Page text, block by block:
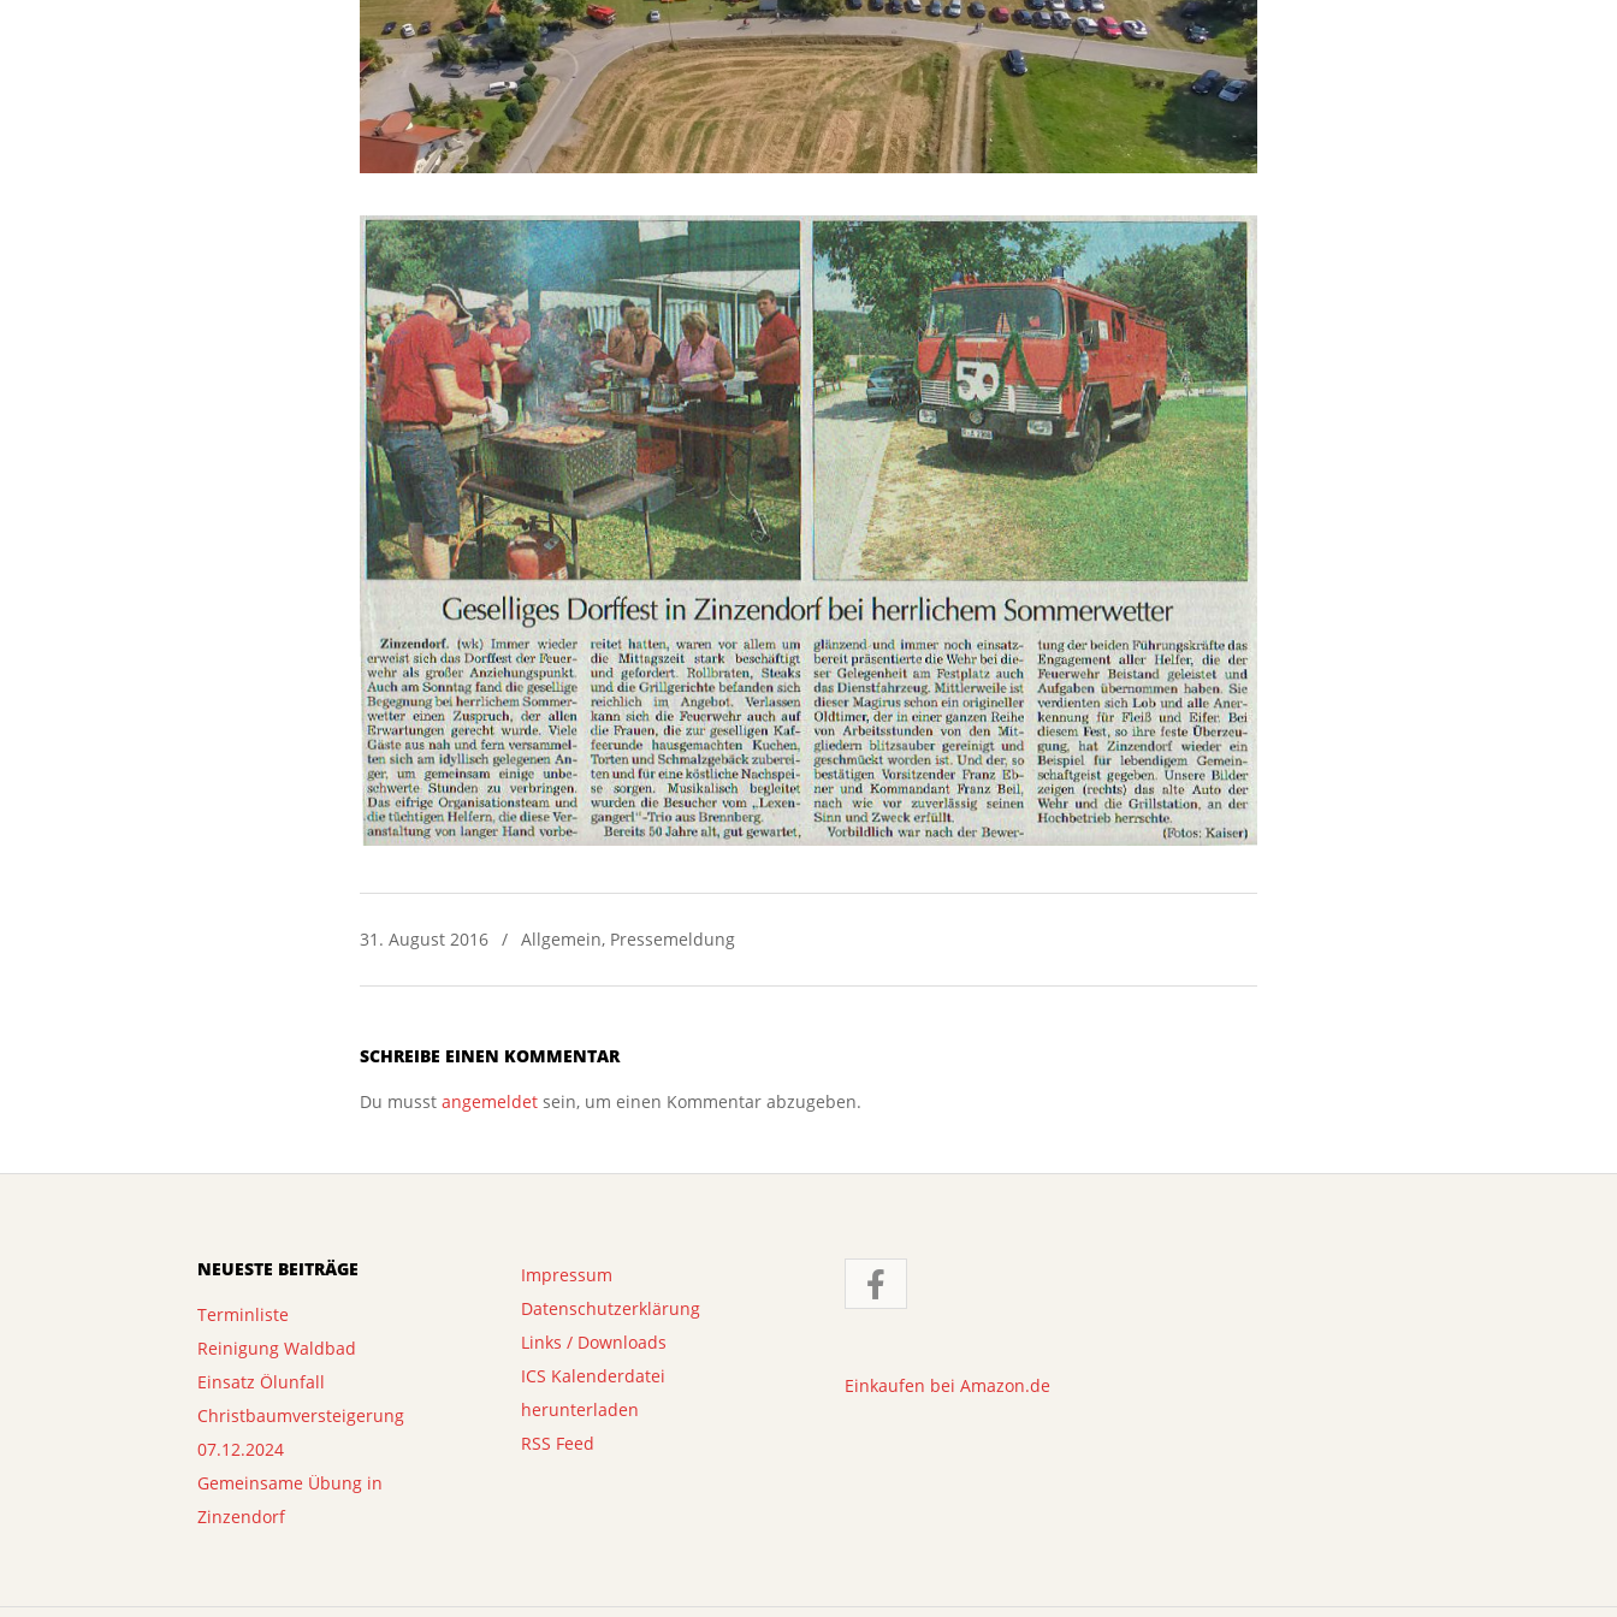
08-
31. August 2016 Allgemein, Pressemeldung
SCHREIBE EINEN KOMMENTAR
Du musst angemeldetsein, um einen Kommentar abzugeben.
NEUESTE BEITRÄGE
Terminliste
Reinigung Waldbad
Einsatz Ölunfall
Christbaumversteigerung
07.12.2024
Gemeinsame Übung in
Zinzendorf
Impressum
Datenschutzerklärung
Links / Downloads
ICS Kalenderdatei
herunterladen
RSS Feed
Einkaufen bei Amazon.de